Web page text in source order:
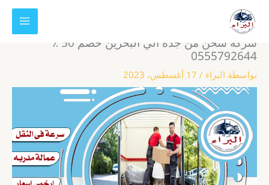
تخطي
المحتوى
شركة شحن من جدة الي البحرين خصم 50 ٪
0555792644
بواسطة البراء / 17 أغسطس، 2023